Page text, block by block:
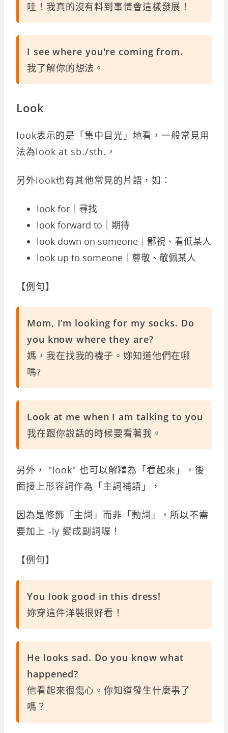
哇！我真的沒有料到事情會這樣發展！
I see where you're coming from.
我了解你的想法。
Look
look表示的是「集中目光」地看，一般常見用
法為look at sb./sth.，
另外look也有其他常見的片語，如：
look for｜尋找
look forward to｜期待
look down on someone｜鄙視、看低某人
look up to someone｜尊敬、敬佩某人
【例句】
Mom, I’m looking for my socks. Do
you know where they are?
媽，我在找我的襪子。妳知道他們在哪
嗎?
Look at me when I am talking to you
我在跟你說話的時候要看著我。
另外， "look" 也可以解釋為「看起來」，後
面接上形容詞作為「主詞補語」，
因為是修飾「主詞」而非「動詞」，所以不需
要加上 -ly 變成副詞喔！
【例句】
You look good in this dress!
妳穿這件洋裝很好看！
He looks sad. Do you know what
happened?
他看起來很傷心。你知道發生什麼事了
嗎？